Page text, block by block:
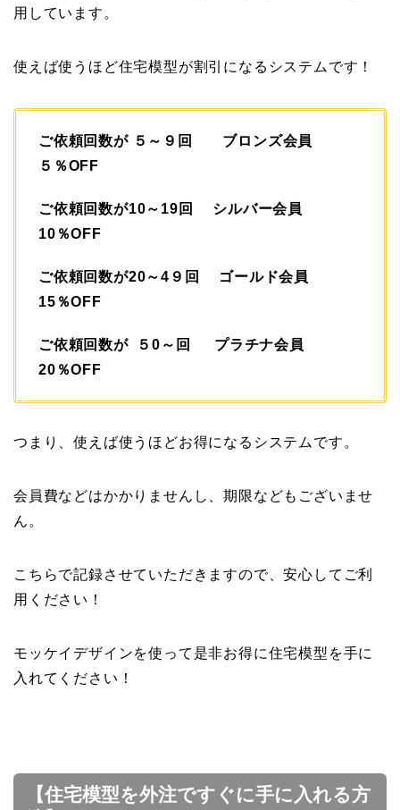
用しています。
使えば使うほど住宅模型が割引になるシステムです！
ご依頼回数が ５～９回 ブロンズ会員
５％OFF
ご依頼回数が10～19回 シルバー会員
10％OFF
ご依頼回数が20～4９回 ゴールド会員
15％OFF
ご依頼回数が ５0～回 プラチナ会員
20％OFF
つまり、使えば使うほどお得になるシステムです。
会員費などはかかりませんし、期限などもございませ
ん。
こちらで記録させていただきますので、安心してご利
用ください！
モッケイデザインを使って是非お得に住宅模型を手に
入れてください！
【住宅模型を外注ですぐに手に入れる方